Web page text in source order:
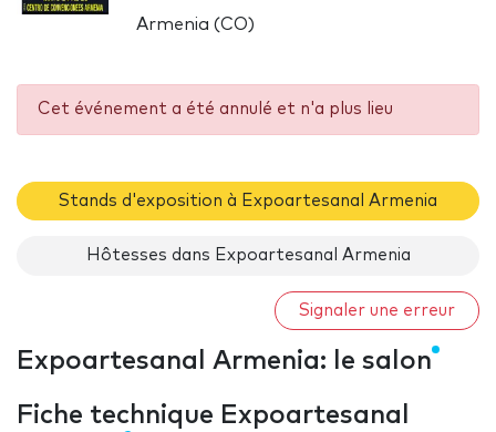
Armenia (CO)
Cet événement a été annulé et n'a plus lieu
Stands d'exposition à Expoartesanal Armenia
Hôtesses dans Expoartesanal Armenia
Signaler une erreur
Expoartesanal Armenia: le salon
Fiche technique Expoartesanal